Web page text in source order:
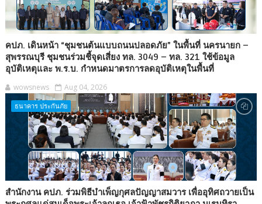
คปภ. เดินหน้า “ชุมชนต้นแบบถนนปลอดภัย” ในพื้นที่ นครนายก –
สุพรรณบุรี ชุมชนร่วมชี้จุดเสี่ยง ทล. 3049 – ทล. 321 ใช้ข้อมูล
อุบัติเหตุและ พ.ร.บ. กำหนดมาตรการลดอุบัติเหตุในพื้นที่
wowsnews Aug 04, 2026
ธนาคาร ประกันภัย
สำนักงาน คปภ. ร่วมพิธีบำเพ็ญกุศลปัญญาสมวาร เพื่ออุทิศถวายเป็น